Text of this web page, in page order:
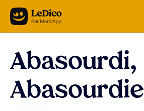
Aller au contenu
Abasourdi,
Abasourdie